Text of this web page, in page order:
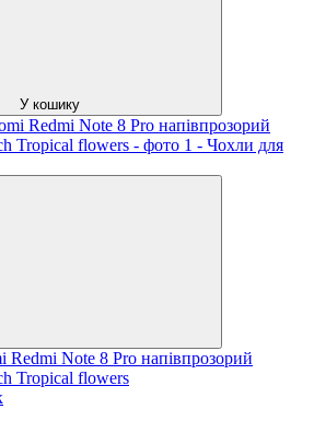
У кошику
Redmi Note 8 Pro напівпрозорий
Tropical flowers